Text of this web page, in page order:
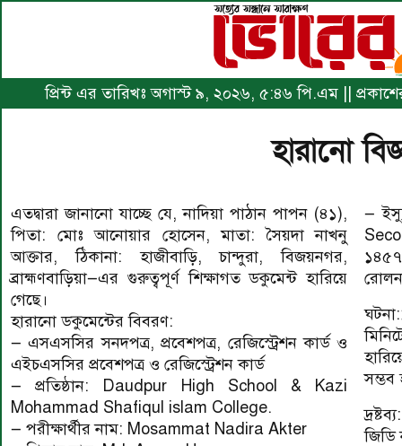
প্রিন্ট এর তারিখঃ অগাস্ট ৯, ২০২৬, ৫:৪৬ পি.এম ||
হারানো
এতদ্বারা জানানো যাচ্ছে যে, নাদিয়া পাঠান পাপন (৪১),
পিতা: মোঃ আনোয়ার হোসেন, মাতা: সৈয়দা নাখনু
আক্তার, ঠিকানা: হাজীবাড়ি, চান্দুরা, বিজয়নগর,
ব্রাহ্মণবাড়িয়া—এর গুরুত্বপূর্ণ শিক্ষাগত ডকুমেন্ট হারিয়ে
গেছে।
হারানো ডকুমেন্টের বিবরণ:
— এসএসসির সনদপত্র, প্রবেশপত্র, রেজিস্ট্রেশন কার্ড ও
এইচএসসির প্রবেশপত্র ও রেজিস্ট্রেশন কার্ড
— প্রতিষ্ঠান: Daudpur High School & Kazi
Mohammad Shafiqul islam College.
— পরীক্ষার্থীর নাম: Mosammat Nadira Akter
—
সম্ভব